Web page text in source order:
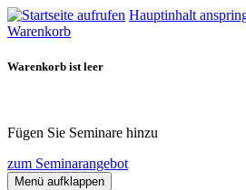
Hauptinhalt
Warenkorb
Warenkorb ist leer
Fügen Sie Seminare hinzu
zum Seminarangebot
Menü aufklappen